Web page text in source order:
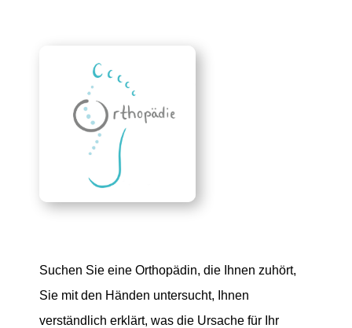
Suchen Sie eine Orthopädin, die Ihnen zuhört,
Sie mit den Händen untersucht, Ihnen
verständlich erklärt, was die Ursache für Ihr